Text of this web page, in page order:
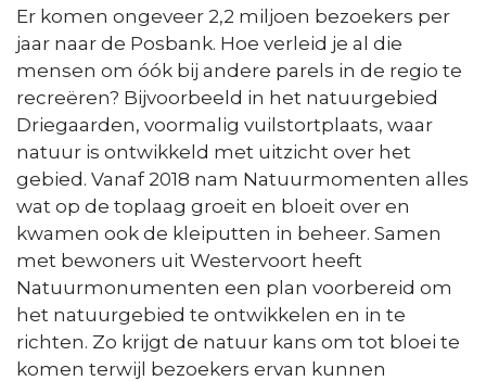
Er komen ongeveer 2,2 miljoen bezoekers per
jaar naar de Posbank. Hoe verleid je al die
mensen om óók bij andere parels in de regio te
recreëren? Bijvoorbeeld in het natuurgebied
Driegaarden, voormalig vuilstortplaats, waar
natuur is ontwikkeld met uitzicht over het
gebied. Vanaf 2018 nam Natuurmomenten alles
wat op de toplaag groeit en bloeit over en
kwamen ook de kleiputten in beheer. Samen
met bewoners uit Westervoort heeft
Natuurmonumenten een plan voorbereid om
het natuurgebied te ontwikkelen en in te
richten. Zo krijgt de natuur kans om tot bloei te
komen terwijl bezoekers ervan kunnen